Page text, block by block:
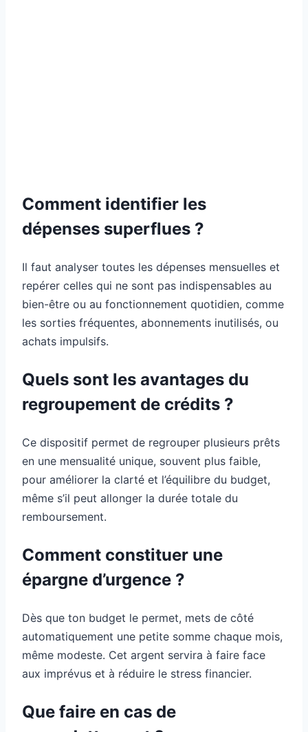
Comment identifier les
dépenses superflues ?
Il faut analyser toutes les dépenses mensuelles et
repérer celles qui ne sont pas indispensables au
bien-être ou au fonctionnement quotidien, comme
les sorties fréquentes, abonnements inutilisés, ou
achats impulsifs.
Quels sont les avantages du
regroupement de crédits ?
Ce dispositif permet de regrouper plusieurs prêts
en une mensualité unique, souvent plus faible,
pour améliorer la clarté et l’équilibre du budget,
même s’il peut allonger la durée totale du
remboursement.
Comment constituer une
épargne d’urgence ?
Dès que ton budget le permet, mets de côté
automatiquement une petite somme chaque mois,
même modeste. Cet argent servira à faire face
aux imprévus et à réduire le stress financier.
Que faire en cas de